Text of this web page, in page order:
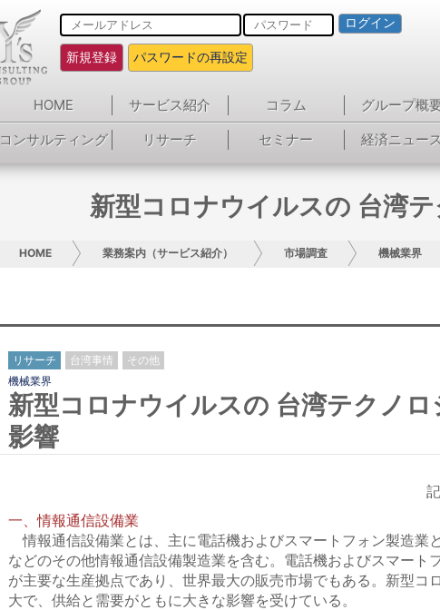
ログイン
新規登録 パスワードの再設定
HOME サービス紹介 コラム グループ概
コンサルティング
リサーチ セミナー 経済ニュース
新型コロナウイルスの 台湾
HOME 業務案内（サービス紹介） 市場調査 機械業界
リサーチ 台湾事情 その他
機械業界
新型コロナウイルスの 台湾テクノロ
影響
一、情報通信設備業
情報通信設備業とは、主に電話機およびスマートフォン製造業
などのその他情報通信設備製造業を含む。電話機およびスマート
が主要な生産拠点であり、世界最大の販売市場でもある。新型コ
大で、供給と需要がともに大きな影響を受けている。